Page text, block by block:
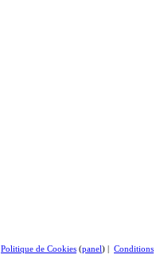
Politique de Cookies (panel) | Conditions